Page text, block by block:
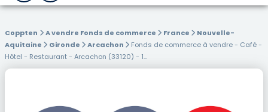
Coppten A vendre Fonds de commerce France
Nouvelle-
Aquitaine
Gironde Arcachon
Fonds de commerce à vendre - Café -
Hôtel - Restaurant - Arcachon (33120) - 1...